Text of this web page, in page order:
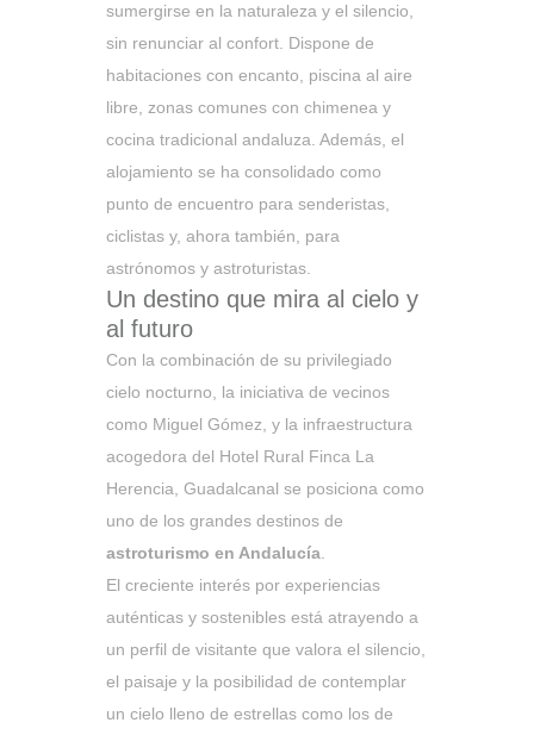
sumergirse en la naturaleza y el silencio,
sin renunciar al confort. Dispone de
habitaciones con encanto, piscina al aire
libre, zonas comunes con chimenea y
cocina tradicional andaluza. Además, el
alojamiento se ha consolidado como
punto de encuentro para senderistas,
ciclistas y, ahora también, para
astrónomos y astroturistas.
Un destino que mira al cielo y
al futuro
Con la combinación de su privilegiado
cielo nocturno, la iniciativa de vecinos
como Miguel Gómez, y la infraestructura
acogedora del Hotel Rural Finca La
Herencia, Guadalcanal se posiciona como
uno de los grandes destinos de
astroturismo en Andalucía
El creciente interés por experiencias
auténticas y sostenibles está atrayendo a
un perfil de visitante que valora el silencio,
el paisaje y la posibilidad de contemplar
un cielo lleno de estrellas como los de